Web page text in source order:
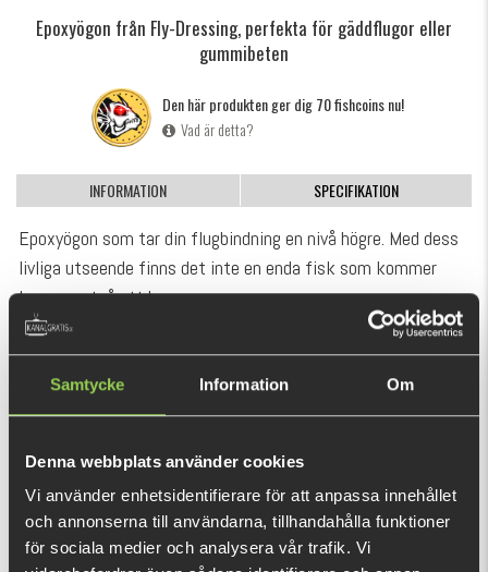
Samtycke Information Om
Denna webbplats använder cookies
Vi använder enhetsidentifierare för att anpassa innehållet
och annonserna till användarna, tillhandahålla funktioner
för sociala medier och analysera vår trafik. Vi
Epoxyögon från Fly-Dressing, perfekta för gäddflugor eller
gummibeten
Den här produkten ger dig 70 fishcoins nu!
Vad är detta?
INFORMATION SPECIFIKATION
Epoxyögon som tar din flugbindning en nivå högre. Med dess
livliga utseende finns det inte en enda fisk som kommer
kunna motså att hugga.
Har ditt gummibete tappat ett öga? Är du inte helt nöjd med
dessa ögon med hjälp av superlim. Fungerar perfekt!
VISA MER